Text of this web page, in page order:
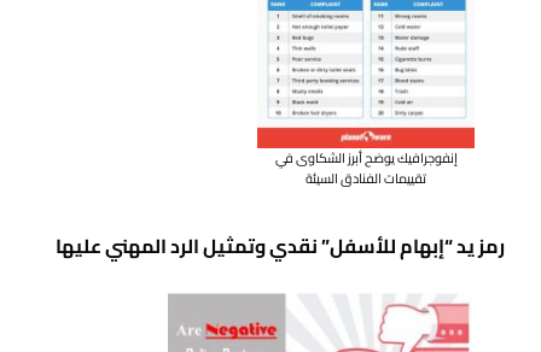
إنفوجرافيك يوضح أبرز الشكاوى في
تقييمات الفنادق السيئة
رمز يد “إبهام للأسفل” نقدي وتمثيل الرد المهني عليها